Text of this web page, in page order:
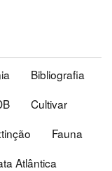
Bibliografia
Cultivar
Fauna
Atlântica